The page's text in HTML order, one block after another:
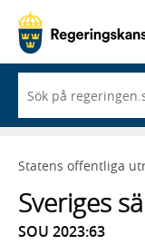
du
börjar
skriva
framträder
lista
med
sökförslag
Statens offentliga
Sveriges
SOU 2023:63